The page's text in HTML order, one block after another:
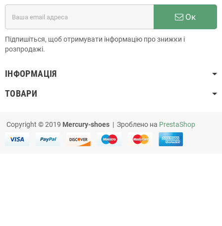
Ок
Підпишіться, щоб отримувати інформацію про знижки і
розпродажі.
ІНФОРМАЦІЯ
ТОВАРИ
Copyright © 2019 Mercury-shoes | Зроблено на PrestaShop